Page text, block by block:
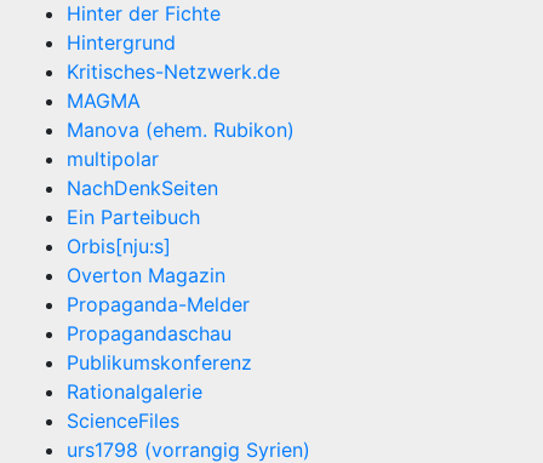
Hinter der Fichte
Hintergrund
Kritisches-Netzwerk.de
MAGMA
Manova (ehem. Rubikon)
multipolar
NachDenkSeiten
Ein Parteibuch
Orbis[nju:s]
Overton Magazin
Propaganda-Melder
Propagandaschau
Publikumskonferenz
Rationalgalerie
ScienceFiles
urs1798 (vorrangig Syrien)